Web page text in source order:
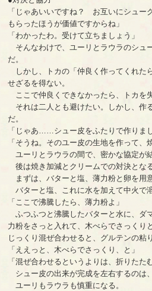
「じゃあいいですね？ お互いにシュー
もらったほうが価値ですからね」
「わかったわ。受けて立ちましょう」
そんなわけで、ユーリとラウラのシュ
だ。
しかし、トカの「仲良く作ってくれた
せざるを得ない。
ここで仲良くできなかったら、トカを
それは二人とも避けたい。しかし、作
だ。
「じゃあ……シュー皮をふたりで作りま
「そうね。そのユー皮の生地を作って、
ユーリとラウラの間で、密かな協定が
後は焼き加減とクリームでの対決となる
まずは、バターと塩、薄力粉と卵を用
バターと塩、これに水を加えて中火で
「ここで沸騰したら、薄力粉よ」
ふつふつと沸騰したバターと水に、ダ
力粉をさっと入れて、木べらでさっくり
じっくり混ぜ合わせると、グルテンの粘
「ええっと、木べらでさっくり、と」
「混ぜ合わせるというよりは、折りたた
シュー皮の出来が完成を左右するのは
ユーリもラウラも慎重になる。